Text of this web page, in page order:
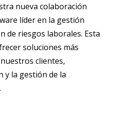
nueva colaboración
líder en la gestión
de riesgos laborales. Esta
soluciones más
clientes,
y la gestión de la